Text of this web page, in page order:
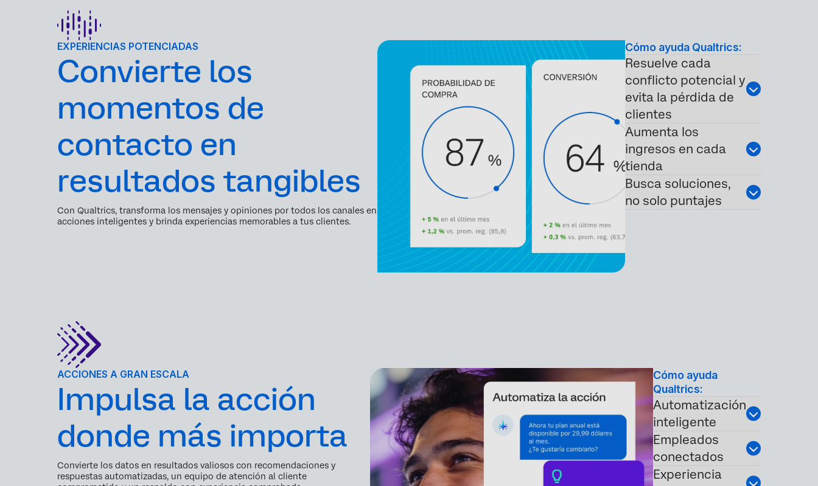
EXPERIENCIAS POTENCIADAS
Convierte los
momentos de
contacto en
resultados tangibles
Con Qualtrics, transforma los mensajes y opiniones por todos los canales en
acciones inteligentes y brinda experiencias memorables a tus clientes.
Cómo ayuda Qualtrics:
Resuelve cada
conflicto potencial y
evita la pérdida de
clientes
Aumenta los
ingresos en cada
tienda
Busca soluciones,
no solo puntajes
ACCIONES A GRAN ESCALA
Impulsa la acción
donde más importa
Convierte los datos en resultados valiosos con recomendaciones y
respuestas automatizadas, un equipo de atención al cliente
Cómo ayuda
Qualtrics:
Automatización
inteligente
Empleados
conectados
Experiencia